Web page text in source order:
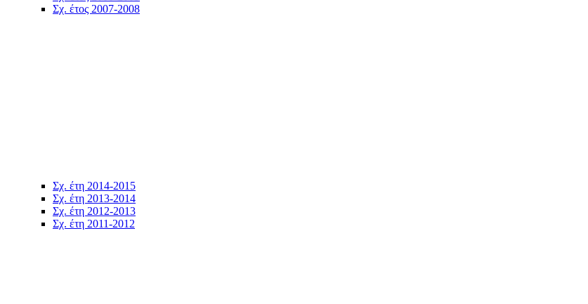
Σχ. έτος 2007-2008
Σχ. έτη 2014-2015
Σχ. έτη 2013-2014
Σχ. έτη 2012-2013
Σχ. έτη 2011-2012